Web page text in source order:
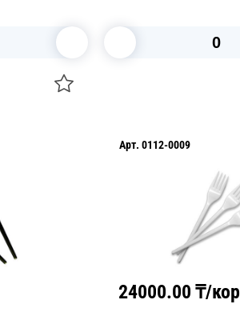
Арт.0112-0009
24000.00 ₸/кор